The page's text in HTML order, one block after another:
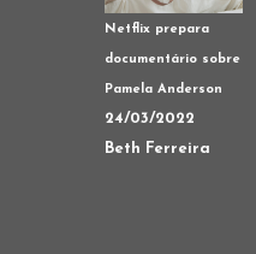
Netflix prepara
documentário sobre
Pamela Anderson
24/03/2022
Beth Ferreira